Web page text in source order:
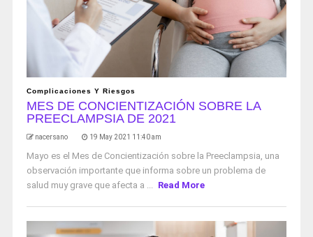
Complicaciones Y Riesgos
MES DE CONCIENTIZACIÓN SOBRE LA
PREECLAMPSIA DE 2021
nacersano 19 May 2021 11:40 am
Mayo es el Mes de Concientización sobre la Preeclampsia, una
observación importante que informa sobre un problema de
salud muy grave que afecta a ... Read More